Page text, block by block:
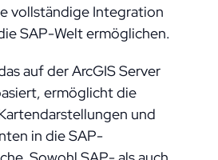
vollständige Integration
SAP-Welt ermöglichen.
auf der ArcGIS Server
ermöglicht die
und
in die SAP-